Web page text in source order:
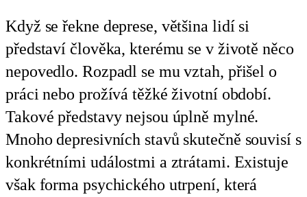
Když se řekne deprese, většina lidí si
představí člověka, kterému se v životě něco
nepovedlo. Rozpadl se mu vztah, přišel o
práci nebo prožívá těžké životní období.
Takové představy nejsou úplně mylné.
Mnoho depresivních stavů skutečně souvisí s
konkrétními událostmi a ztrátami. Existuje
však forma psychického utrpení, která